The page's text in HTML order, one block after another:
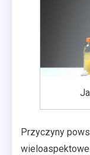
Przyczyny